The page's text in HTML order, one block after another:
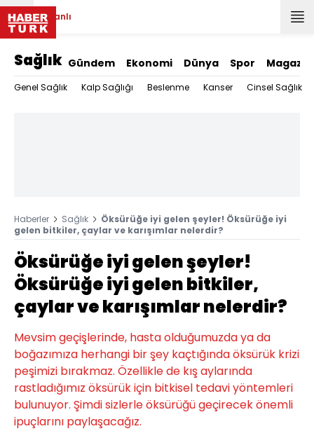
Canlı
Sağlık Gündem Ekonomi Dünya Spor Magazin
Genel Sağlık Kalp Sağlığı Beslenme Kanser Cinsel Sağlık
Haberler Sağlık
Öksürüğe iyi gelen şeyler! Öksürüğe iyi
gelen bitkiler, çaylar ve karışımlar nelerdir?
Öksürüğe iyi gelen şeyler!
Öksürüğe iyi gelen bitkiler,
çaylar ve karışımlar nelerdir?
Mevsim geçişlerinde, hasta olduğumuzda ya da
boğazımıza herhangi bir şey kaçtığında öksürük krizi
peşimizi bırakmaz. Özellikle de kış aylarında
rastladığımız öksürük için bitkisel tedavi yöntemleri
bulunuyor. Şimdi sizlerle öksürüğü geçirecek önemli
ipuçlarını paylaşacağız.